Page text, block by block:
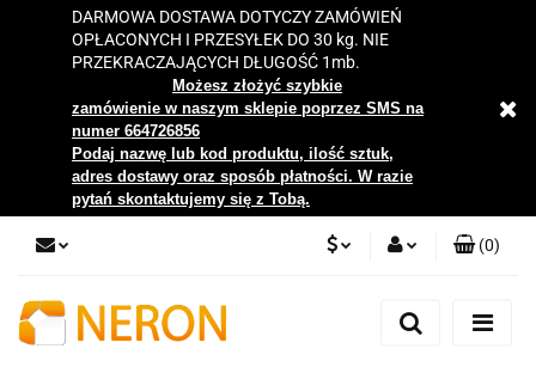
DARMOWA DOSTAWA DOTYCZY ZAMÓWIEŃ
OPŁACONYCH I PRZESYŁEK DO 30 kg. NIE
PRZEKRACZAJĄCYCH DŁUGOŚĆ 1mb.
Możesz złożyć szybkie
zamówienie w naszym sklepie poprzez SMS na
numer 664726856
Podaj nazwę lub kod produktu, ilość sztuk,
adres dostawy oraz sposób płatności. W razie
pytań skontaktujemy się z Tobą.
Zaloguj się
(0)